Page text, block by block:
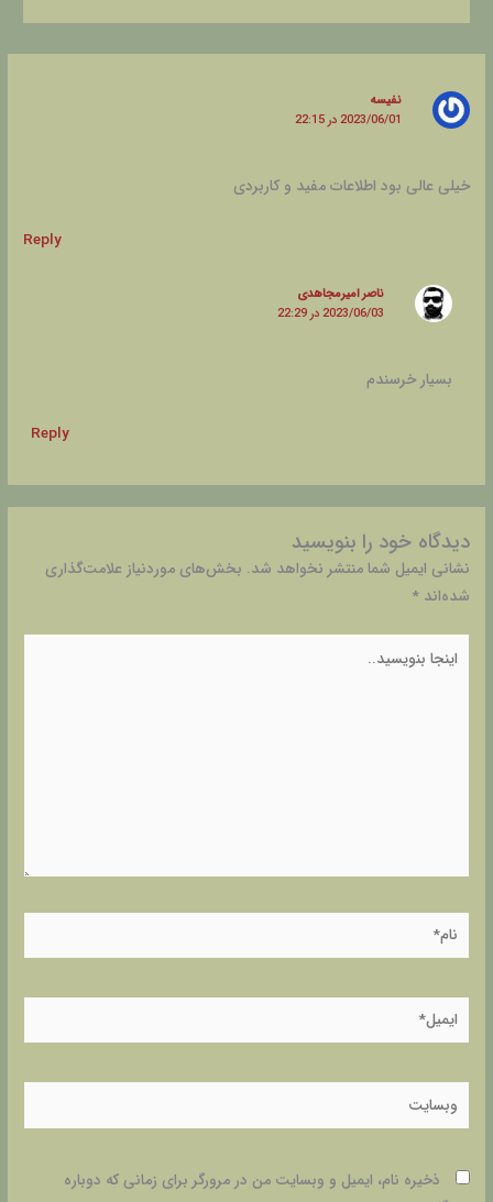
نفیسه
2023/06/01 در 22:15
خیلی عالی بود اطلاعات مفید و کاربردی
Reply
ناصر امیرمجاهدی
2023/06/03 در 22:29
بسیار خرسندم
Reply
دیدگاه‌ خود را بنویسید
نشانی ایمیل شما منتشر نخواهد شد. بخش‌های موردنیاز علامت‌گذاری
شده‌اند*
بنویسید..
نام*
ایمیل*
وبسایت
ذخیره نام، ایمیل و وبسایت من در مرورگر برای زمانی که دوباره